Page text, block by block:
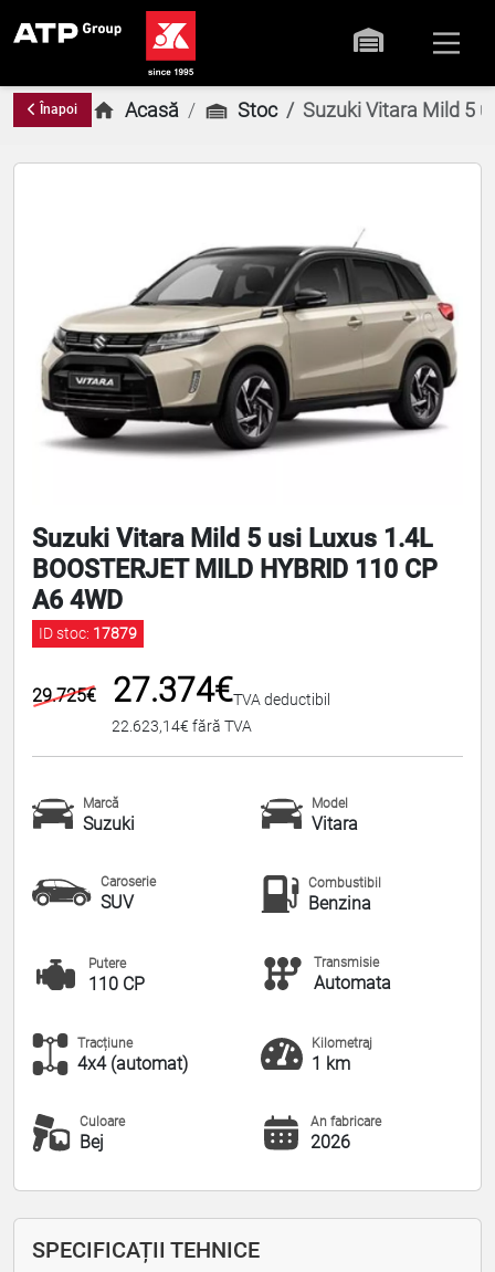
Înapoi Acasă Stoc Suzuki Vitara Mild 5
Suzuki Vitara Mild 5 usi Luxus 1.4L
BOOSTERJET MILD HYBRID 110 CP
A6 4WD
ID stoc: 17879
29.725€ 27.374€TVA deductibil
22.623,14€ fără TVA
Marcă
Suzuki
Model
Vitara
Caroserie
SUV
Combustibil
Benzina
Putere
110 CP
Transmisie
Automata
Tracțiune
4x4 (automat)
Kilometraj
1 km
Culoare
Bej
An fabricare
2026
SPECIFICAȚII TEHNICE